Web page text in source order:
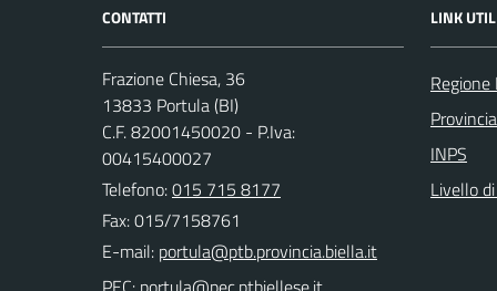
CONTATTI
Frazione Chiesa, 36
13833 Portula (BI)
C.F. 82001450020 - P.Iva:
00415400027
Telefono:015 715 8177
Fax: 015/7158761
E-mail:
LINK
INPS
Livello